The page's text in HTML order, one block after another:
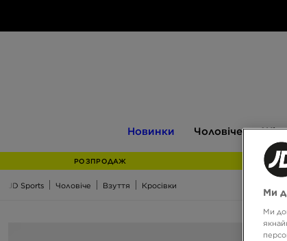
Новинки Чоловіче
РОЗПРОДАЖ
JD Sports Чоловіче Взуття Кросівки
Ми
Ми